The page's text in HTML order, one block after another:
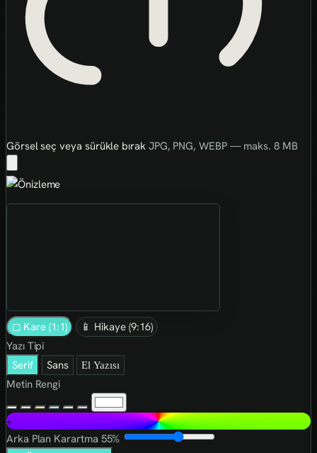
Görsel seç veya sürükle bırak JPG, PNG, WEBP — maks. 8 MB
◻ Kare (1:1)
📱 Hikaye (9:16)
Yazı Tipi
Serif
Sans El Yazısı
Metin Rengi
+
Arka Plan Karartma 55%